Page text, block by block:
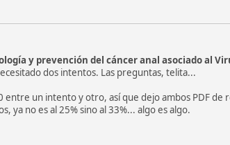
y prevención del cáncer anal asociado al
dos intentos. Las preguntas, telita...
un intento y otro, así que dejo ambos PDF de
ya no es al 25% sino al 33%... algo es algo.